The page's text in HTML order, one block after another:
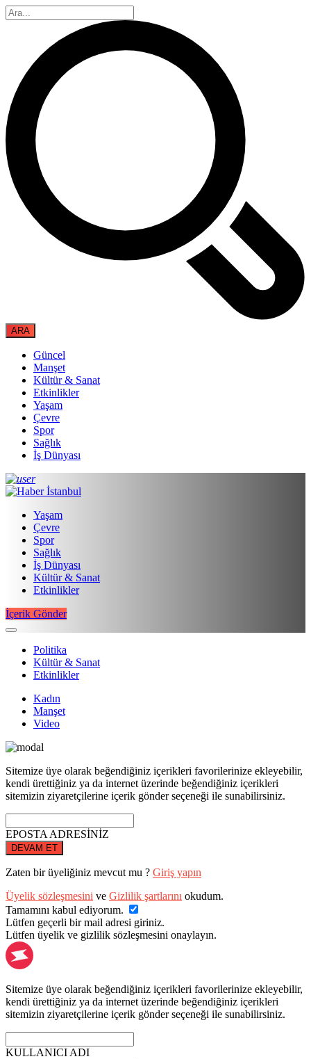
Güncel
Manşet
Kültür & Sanat
Etkinlikler
Yaşam
Çevre
Spor
Sağlık
İş Dünyası
Yaşam
Çevre
Spor
Sağlık
İş Dünyası
Kültür & Sanat
Etkinlikler
İçerik Gönder
Politika
Kültür & Sanat
Etkinlikler
Kadın
Manşet
Video
Sitemize üye olarak beğendiğiniz içerikleri favorilerinize ekleyebilir,
kendi ürettiğiniz ya da internet üzerinde beğendiğiniz içerikleri
sitemizin ziyaretçilerine içerik gönder seçeneği ile sunabilirsiniz.
EPOSTA ADRESİNİZ
DEVAM ET
Zaten bir üyeliğiniz mevcut mu ? Giriş yapın
Üyelik sözleşmesini ve Gizlilik şartlarını okudum.
Tamamını kabul ediyorum.
Lütfen geçerli bir mail adresi giriniz.
Lütfen üyelik ve gizlilik sözleşmesini onaylayın.
Sitemize üye olarak beğendiğiniz içerikleri favorilerinize ekleyebilir,
kendi ürettiğiniz ya da internet üzerinde beğendiğiniz içerikleri
sitemizin ziyaretçilerine içerik gönder seçeneği ile sunabilirsiniz.
KULLANICI ADI